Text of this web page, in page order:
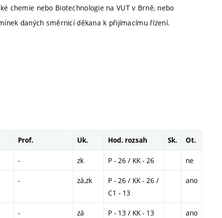
chemie nebo Biotechnologie na VUT v Brně, nebo
daných směrnicí děkana k přijímacímu řízení.
Prof. Uk. Hod. rozsah Sk. Ot.
- zk P - 26 / KK - 26 ne
- zá,zk
P - 26 / KK - 26 /
C1 - 13
ano
- zá P - 13 / KK - 13 ano